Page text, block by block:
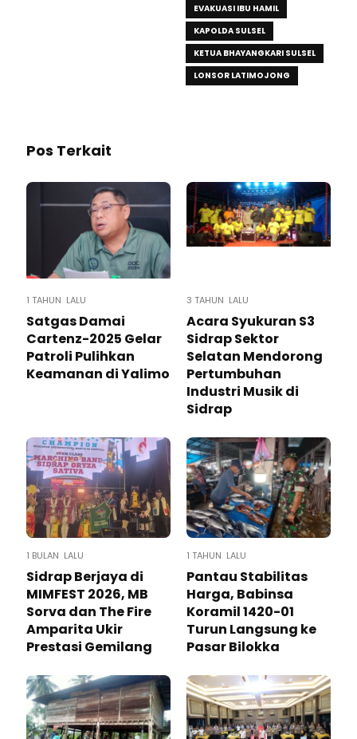
EVAKUASI IBU HAMIL
KAPOLDA SULSEL
KETUA BHAYANGKARI SULSEL
LONSOR LATIMOJONG
Pos Terkait
1 TAHUN LALU
Satgas Damai
Cartenz-2025 Gelar
Patroli Pulihkan
Keamanan di Yalimo
3 TAHUN LALU
Acara Syukuran S3
Sidrap Sektor
Selatan Mendorong
Pertumbuhan
Industri Musik di
Sidrap
1 BULAN LALU
Sidrap Berjaya di
MIMFEST 2026, MB
Sorva dan The Fire
Amparita Ukir
Prestasi Gemilang
1 TAHUN LALU
Pantau Stabilitas
Harga, Babinsa
Koramil 1420-01
Turun Langsung ke
Pasar Bilokka